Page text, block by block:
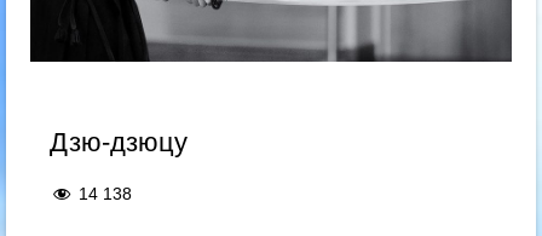
Дзю-дзюцу
14 138